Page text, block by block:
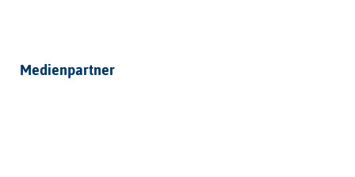
Medienpartner